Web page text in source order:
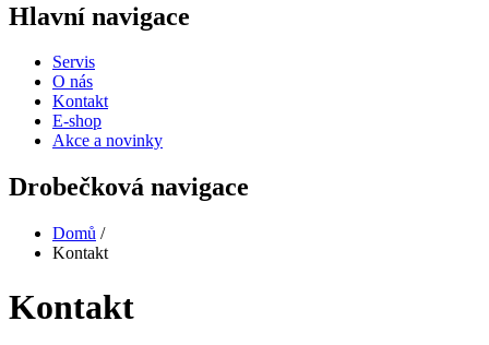
Hlavní navigace
Servis
O nás
Kontakt
E-shop
Akce a novinky
Drobečková navigace
Domů /
Kontakt
Kontakt